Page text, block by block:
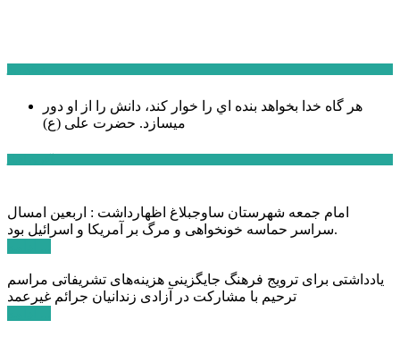
هر گاه خدا بخواهد بنده اي را خوار كند، دانش را از او دور
میسازد. حضرت علی (ع)
امام جمعه شهرستان ساوجبلاغ اظهارداشت : اربعین امسال
سراسر حماسه خونخواهی و مرگ بر آمریکا و اسرائیل بود.
یادداشتی برای ترویج فرهنگ جایگزینی هزینه‌های تشریفاتی مراسم
ترحیم با مشارکت در آزادی زندانیان جرائم غیرعمد